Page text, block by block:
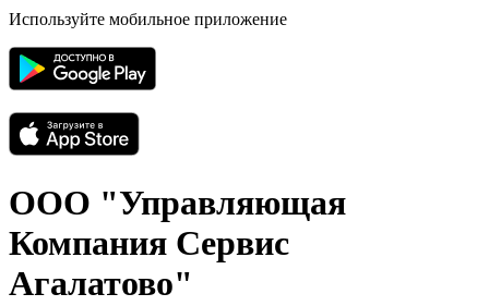
Используйте мобильное приложение
ООО "Управляющая
Компания Сервис
Агалатово"